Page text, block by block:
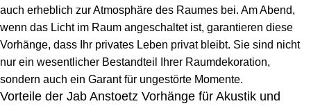
auch erheblich zur Atmosphäre des Raumes bei. Am Abend,
wenn das Licht im Raum angeschaltet ist, garantieren diese
Vorhänge, dass Ihr privates Leben privat bleibt. Sie sind nicht
nur ein wesentlicher Bestandteil Ihrer Raumdekoration,
sondern auch ein Garant für ungestörte Momente.
Vorteile der Jab Anstoetz Vorhänge für Akustik und